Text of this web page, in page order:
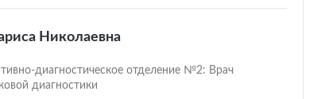
Николаевна
диагностическое отделение №2: Врач
диагностики